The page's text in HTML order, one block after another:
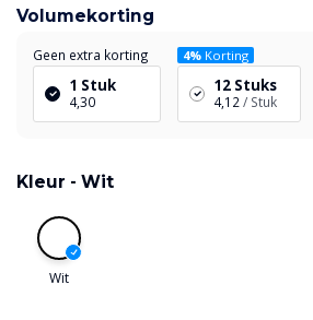
Volumekorting
Geen extra korting
1 Stuk
4,30
4% Korting
12 Stuks
4,12/ Stuk
Kleur - Wit
Wit